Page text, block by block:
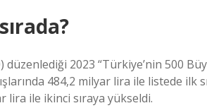
düzenlediği 2023 “Türkiye’nin 500
484,2 milyar lira ile listede ilk
lira ile ikinci sıraya yükseldi.